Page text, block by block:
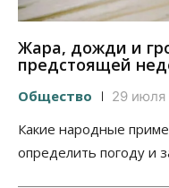
Жара, дожди и
предстоящей
Общество 29 июля
Какие народные
определить погоду и